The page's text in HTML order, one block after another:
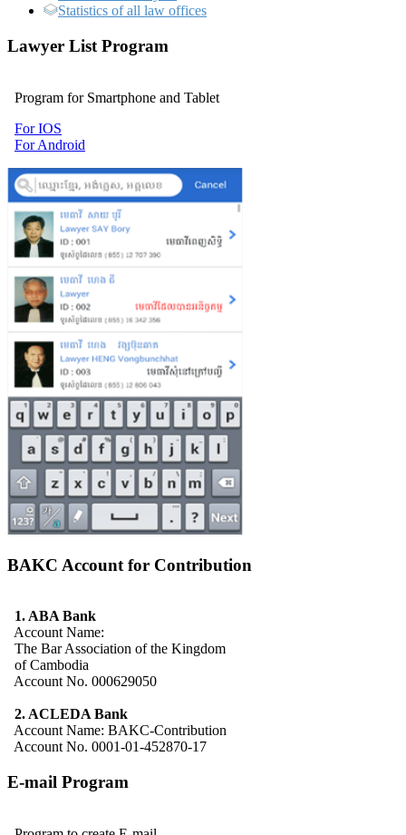
Statistics of all law offices
Lawyer List Program
Program for Smartphone and Tablet
For IOS
For Android
BAKC Account for Contribution
1. ABA Bank
Account Name:
The Bar Association of the Kingdom
of Cambodia
Account No. 000629050
2. ACLEDA Bank
Account Name: BAKC-Contribution
Account No. 0001-01-452870-17
E-mail Program